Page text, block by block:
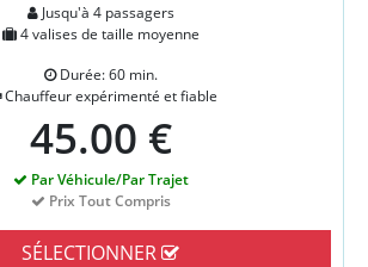
Jusqu'à 4 passagers
4 valises de taille moyenne
Durée: 60 min.
Chauffeur expérimenté et fiable
45.00 €
Par Véhicule/Par Trajet
Prix Tout Compris
SÉLECTIONNER